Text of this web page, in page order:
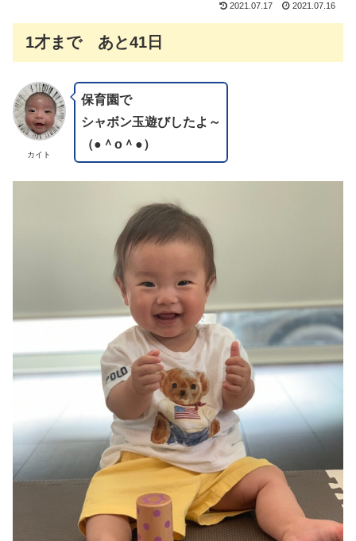
2021.07.17 2021.07.16
1才まで あと41日
カイト
保育園で
シャボン玉遊びしたよ～
（●＾o＾●）